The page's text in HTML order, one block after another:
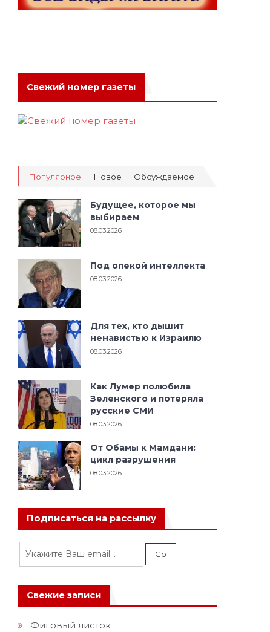
Свежий номер газеты
Популярное Новое Обсуждаемое
Будущее, которое мы
выбираем
08.03.2026
Под опекой интеллекта
08.03.2026
Для тех, кто дышит
ненавистью к Израилю
08.03.2026
Как Лумер полюбила
Зеленского и потеряла
русские СМИ
08.03.2026
От Обамы к Мамдани:
цикл разрушения
08.03.2026
Подписаться на рассылку
Свежие записи
Фиговый листок